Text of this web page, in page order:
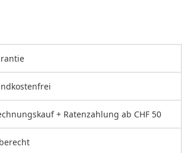
+ Ratenzahlung ab CHF 50